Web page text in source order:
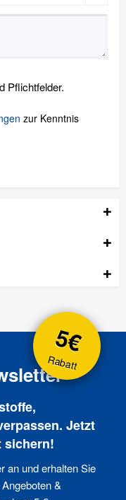
Pflichtfelder.
zur Kenntnis
5€
Rabatt
Jetzt
sichern!
an und erhalten Sie
&